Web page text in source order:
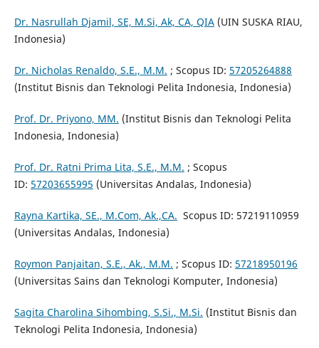
Dr. Nasrullah Djamil, SE, M.Si, Ak, CA, QIA(UIN SUSKA RIAU,
Indonesia)
Dr. Nicholas Renaldo, S.E., M.M. ; Scopus ID: 57205264888
(Institut Bisnis dan Teknologi Pelita Indonesia, Indonesia)
Prof. Dr. Priyono, MM. (Institut Bisnis dan Teknologi Pelita
Indonesia, Indonesia)
Prof. Dr. Ratni Prima Lita, S.E., M.M. ; Scopus
ID: 57203655995 (Universitas Andalas, Indonesia)
Rayna Kartika, SE., M.Com, Ak.,CA. Scopus ID: 57219110959
(Universitas Andalas, Indonesia)
Roymon Panjaitan, S.E., Ak., M.M. ; Scopus ID: 57218950196
(Universitas Sains dan Teknologi Komputer, Indonesia)
Sagita Charolina Sihombing, S.Si., M.Si. (Institut Bisnis dan
Teknologi Pelita Indonesia, Indonesia)